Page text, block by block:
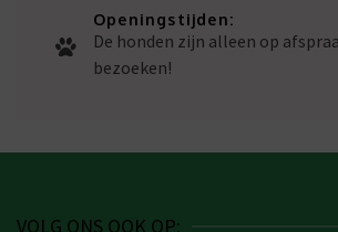
Openingstijden:
De honden zijn alleen op
bezoeken!
VOLG ONS OOK OP: